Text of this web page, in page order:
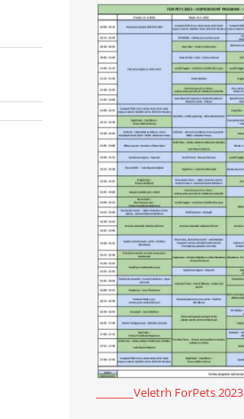
_______Veletrh ForPets 2023